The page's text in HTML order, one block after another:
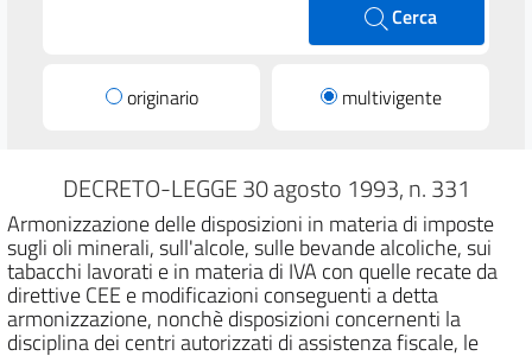
Cerca
originario multivigente
DECRETO-LEGGE 30 agosto 1993, n. 331
Armonizzazione delle disposizioni in materia di imposte
sugli oli minerali, sull'alcole, sulle bevande alcoliche, sui
tabacchi lavorati e in materia di IVA con quelle recate da
direttive CEE e modificazioni conseguenti a detta
armonizzazione, nonchè disposizioni concernenti la
disciplina dei centri autorizzati di assistenza fiscale, le